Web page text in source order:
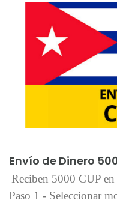
Envío de Dinero
Reciben 5000 CUP en
Paso 1 - Seleccionar